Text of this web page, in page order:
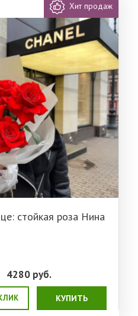
Хит продаж
стойкая роза Нина
4280руб.
КУПИТЬ